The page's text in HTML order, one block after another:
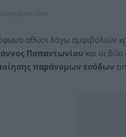
Σεπτεμβρίου 2024
αθώοι λόγω αμφιβολιών
Παπαντωνίου και οι
παράνομων εσόδων